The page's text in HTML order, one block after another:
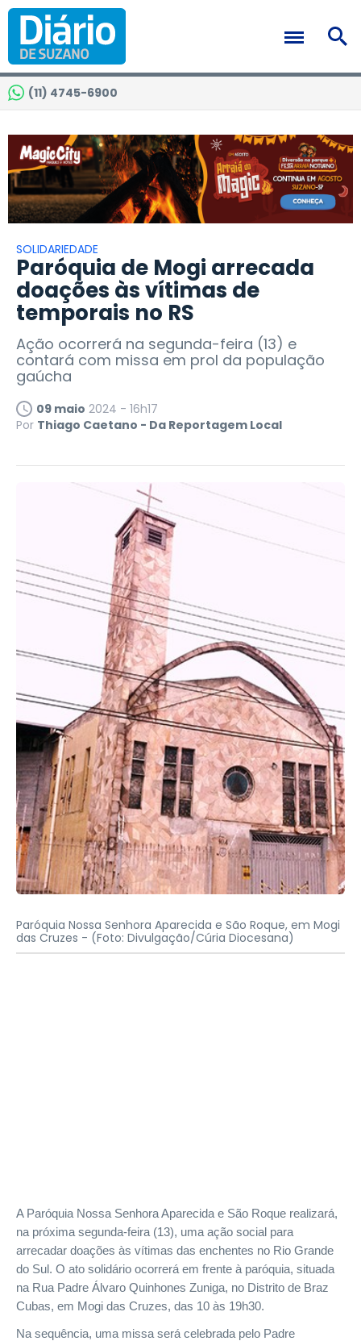
(11) 4745-6900
SOLIDARIEDADE
Paróquia de Mogi arrecada
doações às vítimas de
temporais no RS
Ação ocorrerá na segunda-feira (13) e
contará com missa em prol da população
gaúcha
09 maio 2024 - 16h17
Por Thiago Caetano - Da Reportagem Local
Paróquia Nossa Senhora Aparecida e São Roque, em Mogi
das Cruzes - (Foto: Divulgação/Cúria Diocesana)
A Paróquia Nossa Senhora Aparecida e São Roque realizará,
na próxima segunda-feira (13), uma ação social para
arrecadar doações às vítimas das enchentes no Rio Grande
do Sul. O ato solidário ocorrerá em frente à paróquia, situada
na Rua Padre Álvaro Quinhones Zuniga, no Distrito de Braz
Cubas, em Mogi das Cruzes, das 10 às 19h30.
Na sequência, uma missa será celebrada pelo Padre